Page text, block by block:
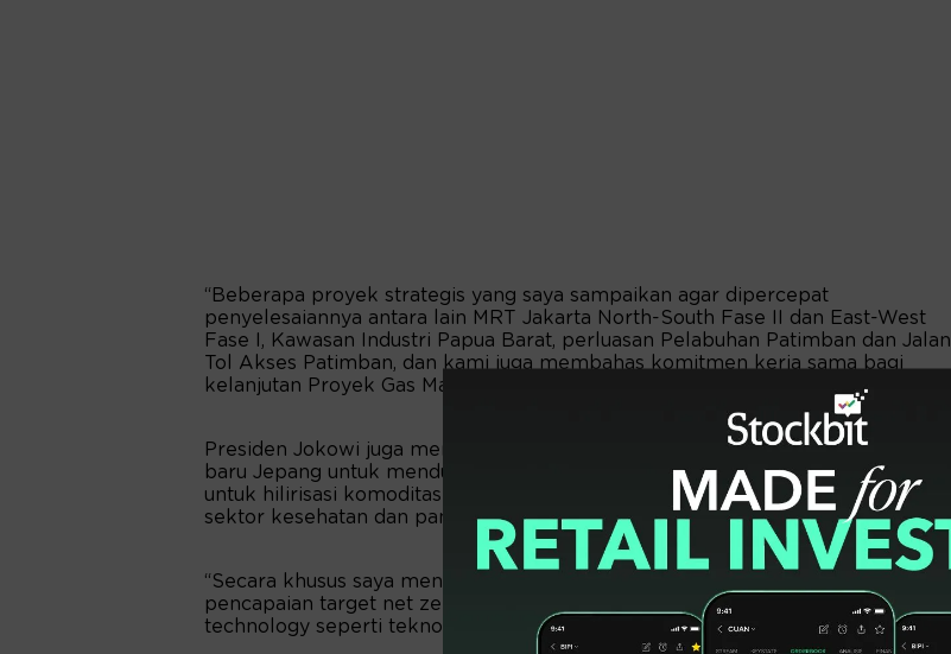
“Beberapa proyek strategis yang saya sampaikan agar dipercepat
penyelesaiannya antara lain MRT Jakarta North-South Fase II dan East-West
Fase I, Kawasan Industri Papua Barat, perluasan Pelabuhan Patimban dan Jalan
Tol Akses Patimban, dan kami juga membahas komitmen kerja sama bagi
kelanjutan Proyek Gas Masela,” ungkap Presiden.
Presiden Jokowi juga mendorong dukungan ilmu pengetahuan dan teknologi
baru Jepang untuk mendukung beberapa proyek strategis Indonesia, terutama
untuk hilirisasi komoditas alam, pengembangan mobil dan motor listrik, serta
sektor kesehatan dan pangan.
“Secara khusus saya mengajak Jepang untuk mendukung percepatan
pencapaian target net zero emission Indonesia melalui advokasi innovative
technology seperti teknologi hidrogen dan amonia,” jelas Presiden.